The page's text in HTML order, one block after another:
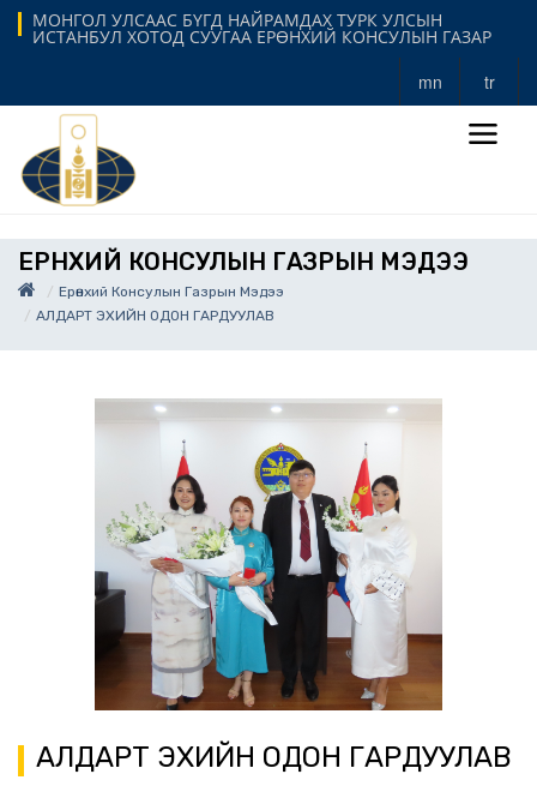
МОНГОЛ УЛСААС БҮГД НАЙРАМДАХ ТУРК УЛСЫН
ИСТАНБУЛ ХОТОД СУУГАА ЕРӨНХИЙ КОНСУЛЫН ГАЗАР
mn tr
ЕРӨНХИЙ КОНСУЛЫН ГАЗРЫН МЭДЭЭ
Ерөнхий Консулын Газрын Мэдээ
АЛДАРТ ЭХИЙН ОДОН ГАРДУУЛАВ
АЛДАРТ ЭХИЙН ОДОН ГАРДУУЛАВ